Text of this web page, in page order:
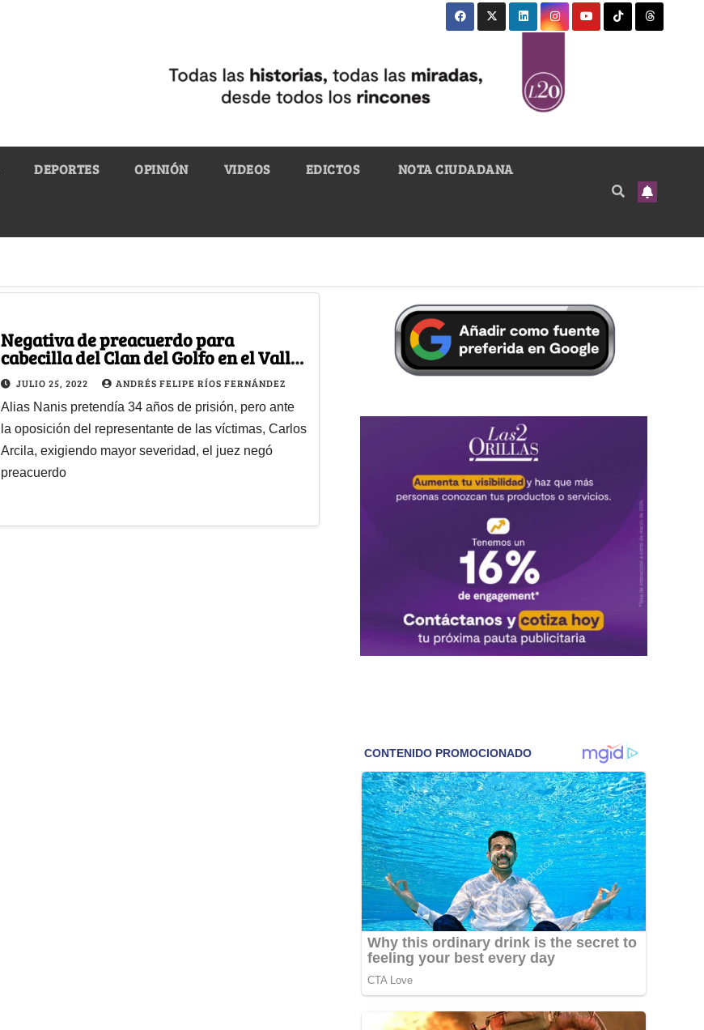
DEPORTES OPINIÓN VIDEOS EDICTOS NOTA CIUDADANA
Negativa de preacuerdo para
cabecilla del Clan del Golfo en el Valle
de Aburrá
JULIO 25, 2022 ANDRÉS FELIPE RÍOS FERNÁNDEZ
Alias Nanis pretendía 34 años de prisión, pero ante
la oposición del representante de las víctimas, Carlos
Arcila, exigiendo mayor severidad, el juez negó
preacuerdo